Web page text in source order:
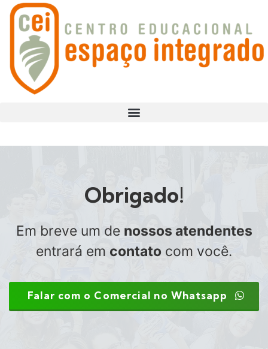
Obrigado!
Em breve um de nossos atendentes
entrará em contato com você.
Falar com o Comercial no Whatsapp